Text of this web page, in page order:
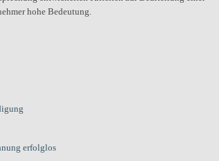
hohe Bedeutung.
erfolglos